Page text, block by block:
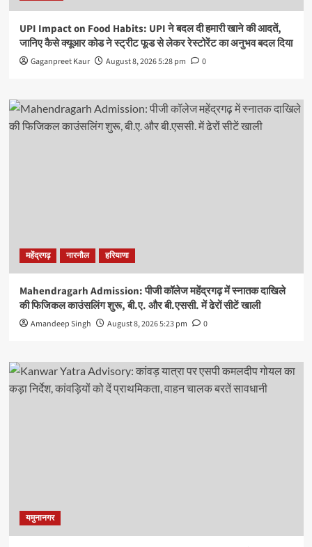
UPI Impact on Food Habits: UPI ने बदल दी हमारी खाने की आदतें,
जानिए कैसे क्यूआर कोड ने स्ट्रीट फूड से लेकर रेस्टोरेंट का अनुभव बदल दिया
Gaganpreet Kaur August 8, 2026 5:28 pm 0
महेंद्रगढ़ नारनौल हरियाणा
Mahendragarh Admission: पीजी कॉलेज महेंद्रगढ़ में स्नातक दाखिले
की फिजिकल काउंसलिंग शुरू, बी.ए. और बी.एससी. में ढेरों सीटें खाली
Amandeep Singh August 8, 2026 5:23 pm 0
यमुनानगर